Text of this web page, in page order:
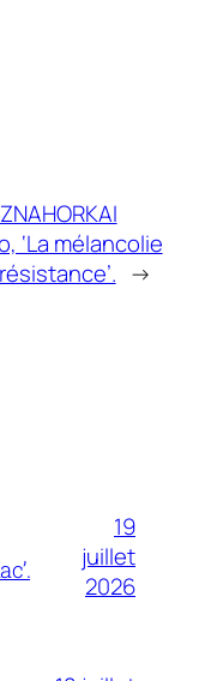
‘La mélancolie
→
19
juillet
2026